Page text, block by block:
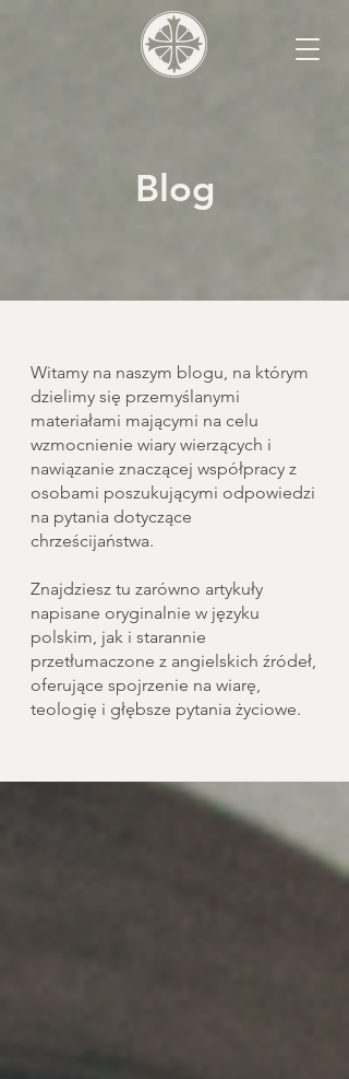
Blog
Witamy na naszym blogu, na którym
dzielimy się przemyślanymi
materiałami mającymi na celu
wzmocnienie wiary wierzących i
nawiązanie znaczącej współpracy z
osobami poszukującymi odpowiedzi
na pytania dotyczące
chrześcijaństwa.
Znajdziesz tu zarówno artykuły
napisane oryginalnie w języku
polskim, jak i starannie
przetłumaczone z angielskich źródeł,
oferujące spojrzenie na wiarę,
teologię i głębsze pytania życiowe.